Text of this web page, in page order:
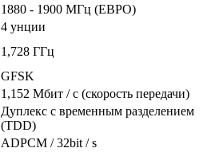
1880 - 1900 МГц (ЕВРО)
4 унции
1,728 ГГц
GFSK
1,152 Мбит / с (скорость передачи)
Дуплекс с временным разделением
(TDD)
ADPCM / 32bit / s